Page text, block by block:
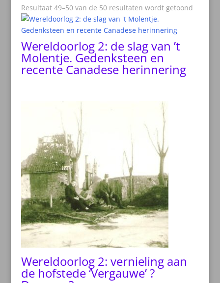
Resultaat 49–50 van de 50 resultaten wordt getoond
Wereldoorlog 2: de slag van ’t
Molentje. Gedenksteen en
recente Canadese herinnering
Wereldoorlog 2: vernieling aan
de hofstede ‘Vergauwe’ ?